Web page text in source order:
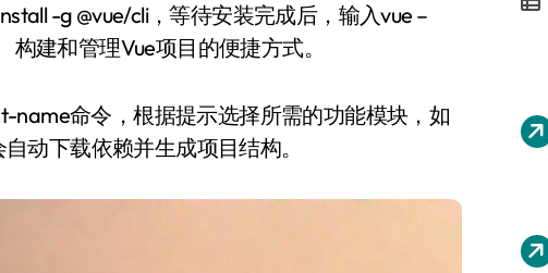
-g @vue/cli，等待安装完成后，输入vue –
建和管理Vue项目的便捷方式。
name命令，根据提示选择所需的功能模块，如
动下载依赖并生成项目结构。